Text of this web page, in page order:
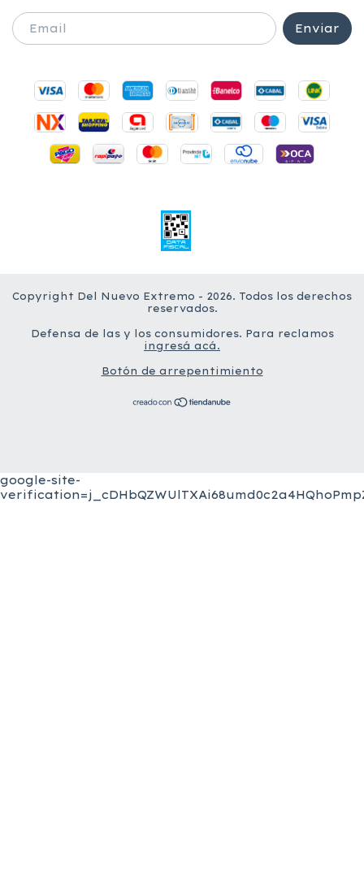
Copyright Del Nuevo Extremo - 2026. Todos los derechos
reservados.
Defensa de las y los consumidores. Para reclamos
ingresá acá.
Botón de arrepentimiento
google-site-